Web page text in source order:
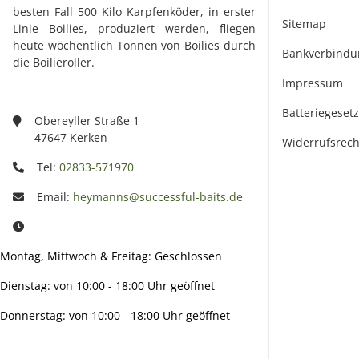
besten Fall 500 Kilo Karpfenköder, in erster
Linie Boilies, produziert werden, fliegen
heute wöchentlich Tonnen von Boilies durch
die Boilieroller.
Obereyller Straße 1
47647 Kerken
Tel: 02833-571970
Email: heymanns@successful-baits.de
Montag, Mittwoch & Freitag: Geschlossen
Dienstag: von 10:00 - 18:00 Uhr geöffnet
Donnerstag: von 10:00 - 18:00 Uhr geöffnet
Sitemap
Impressum